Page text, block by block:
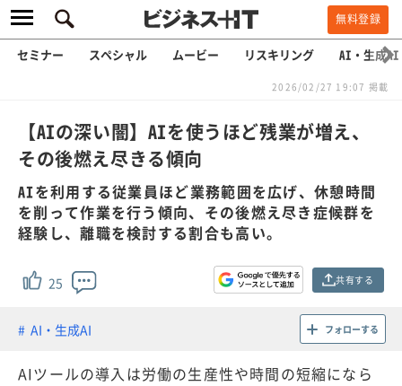
無料登録
セミナー スペシャル ムービー リスキリング AI・生成AI
2026/02/27 19:07 掲載
【AIの深い闇】AIを使うほど残業が増え、
その後燃え尽きる傾向
AIを利用する従業員ほど業務範囲を広げ、休憩時間
を削って作業を行う傾向、その後燃え尽き症候群を
経験し、離職を検討する割合も高い。
25 共有する
AI・生成AI フォローする
AIツールの導入は労働の生産性や時間の短縮になら